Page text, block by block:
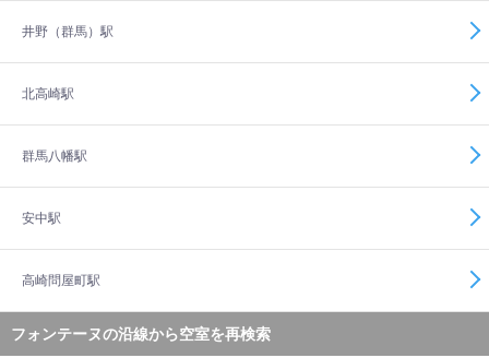
井野（群馬）駅
北高崎駅
群馬八幡駅
安中駅
高崎問屋町駅
フォンテーヌの沿線から空室を再検索